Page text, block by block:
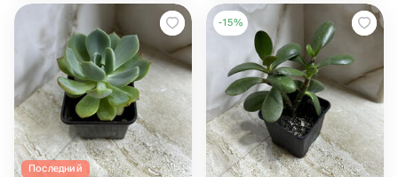
Последний
-15%